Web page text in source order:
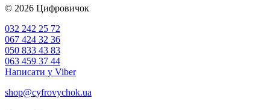
© 2026 Цифровичок
032 242 25 72
067 424 32 36
050 833 43 83
063 459 37 44
Написати у Viber
shop@cyfrovychok.ua